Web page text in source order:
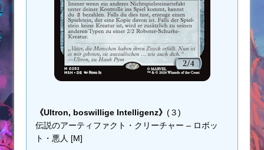
《Ultron, boswillige Intelligenz》 (３)
伝説のアーティファクト・クリーチャー – ロボッ
ト・悪人 [M]